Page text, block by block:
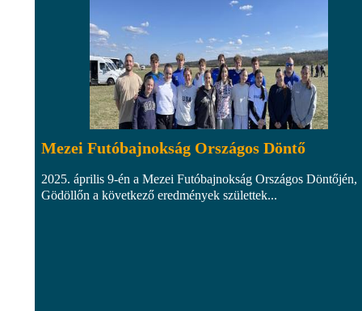
Mezei Futóbajnokság Országos Döntő
2025. április 9-én a Mezei Futóbajnokság Országos Döntőjén,
Gödöllőn a következő eredmények születtek...